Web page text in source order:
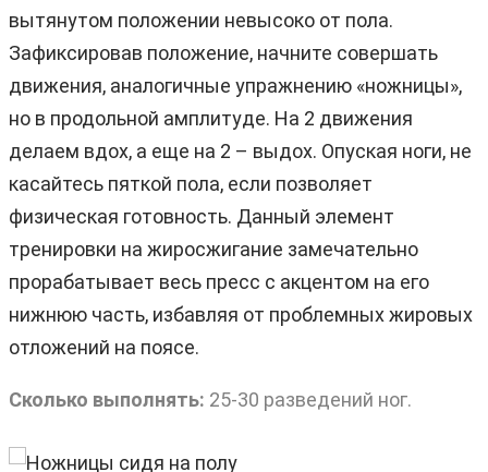
вытянутом положении невысоко от пола.
Зафиксировав положение, начните совершать
движения, аналогичные упражнению «ножницы»,
но в продольной амплитуде. На 2 движения
делаем вдох, а еще на 2 – выдох. Опуская ноги, не
касайтесь пяткой пола, если позволяет
физическая готовность. Данный элемент
тренировки на жиросжигание замечательно
прорабатывает весь пресс с акцентом на его
нижнюю часть, избавляя от проблемных жировых
отложений на поясе.
Сколько выполнять: 25-30 разведений ног.